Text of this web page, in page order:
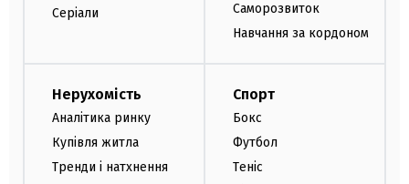
Серіали
Саморозвиток
Навчання за кордоном
Нерухомість
Аналітика ринку
Купівля житла
Тренди і натхнення
Спорт
Бокс
Футбол
Теніс